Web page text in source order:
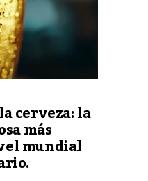
cerveza: la
más
mundial